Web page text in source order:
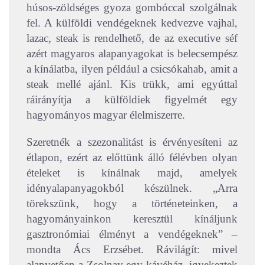
húsos-zöldséges gyoza gombóccal szolgálnak
fel. A külföldi vendégeknek kedvezve vajhal,
lazac, steak is rendelhető, de az executive séf
azért magyaros alapanyagokat is belecsempész
a kínálatba, ilyen például a csicsókahab, amit a
steak mellé ajánl. Kis trükk, ami egyúttal
ráirányítja a külföldiek figyelmét egy
hagyományos magyar élelmiszerre.
Szeretnék a szezonalitást is érvényesíteni az
étlapon, ezért az előttünk álló félévben olyan
ételeket is kínálnak majd, amelyek
idényalapanyagokból készülnek. „Arra
törekszünk, hogy a történeteinken, a
hagyományainkon keresztül kínáljunk
gasztronómiai élményt a vendégeknek” –
mondta Ács Erzsébet. Rávilágít: mivel